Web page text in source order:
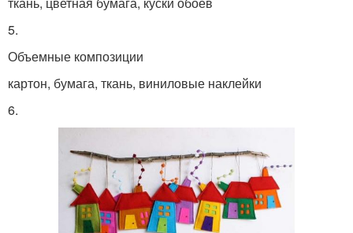
5.
Объемные композиции
картон, бумага, ткань, виниловые наклейки
6.